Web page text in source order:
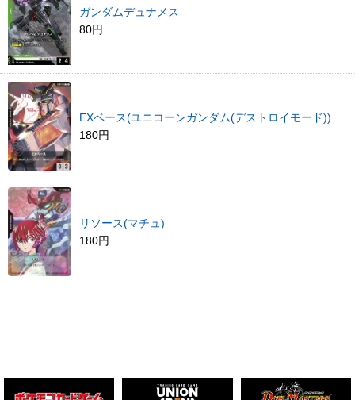
ガンダムデュナメス
80円
EXベース(ユニコーンガンダム(デストロイモード))
180円
リソース(マチュ)
180円